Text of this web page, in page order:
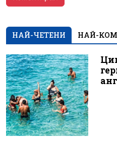
НАЙ-ЧЕТЕНИ НАЙ-